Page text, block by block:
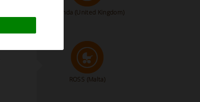
Amanda (United Kingdom)
ROSS (Malta)